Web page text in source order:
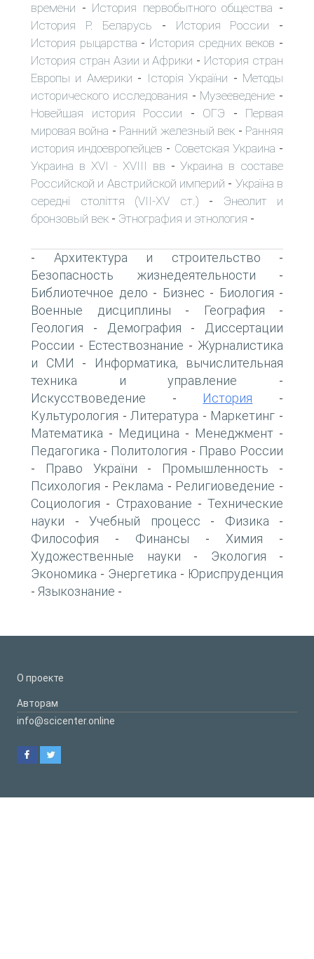
времени - История первобытного общества -
История Р. Беларусь - История России -
История рыцарства - История средних веков -
История стран Азии и Африки - История стран
Европы и Америки - Історія України - Методы
исторического исследования - Музееведение -
Новейшая история России - ОГЭ - Первая
мировая война - Ранний железный век - Ранняя
история индоевропейцев - Советская Украина -
Украина в XVI - XVIII вв -Украина в составе
Российской и Австрийской империй - Україна в
середні століття (VII-XV ст.) - Энеолит и
бронзовый век - Этнография и этнология -
- Архитектура и строительство -
Безопасность жизнедеятельности -
Библиотечное дело - Бизнес - Биология -
Военные дисциплины - География -
Геология - Демография -
Диссертации
России - Естествознание - Журналистика
и СМИ -
Информатика, вычислительная
техника и управление -
Искусствоведение - История -
Культурология -Литература - Маркетинг -
Математика - Медицина - Менеджмент -
Педагогика - Политология - Право России
- Право України - Промышленность -
Психология - Реклама - Религиоведение -
Социология - Страхование - Технические
науки - Учебный процесс - Физика -
Философия - Финансы - Химия -
Художественные науки - Экология -
Экономика - Энергетика - Юриспруденция
- Языкознание -
О проекте
Авторам
info@scicenter.online